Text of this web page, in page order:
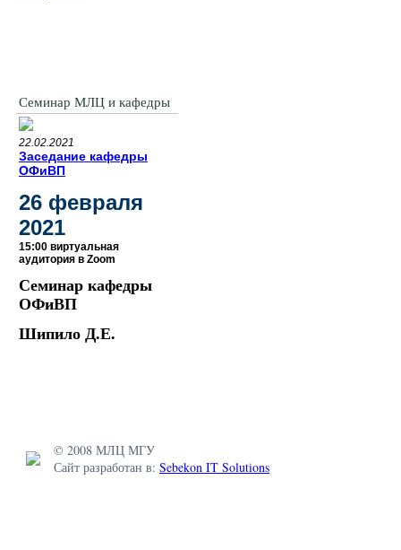
Семинар МЛЦ и кафедры
22.02.2021
Заседание кафедры
ОФиВП
26 февраля
2021
15:00 виртуальная
аудитория в Zoom
Семинар кафедры
ОФиВП
Шипило Д.Е.
© 2008 МЛЦ МГУ
Сайт разработан в: Sebekon IT Solutions